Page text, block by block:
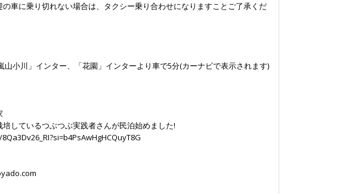
車に乗り切れない場合は、タクシー乗り合わせになりますことご了承くだ
山小川」インター、「花園」インターより車で5分(カーナビで表示されます)
培しているつぶつぶ実践者さんが民泊始めました!